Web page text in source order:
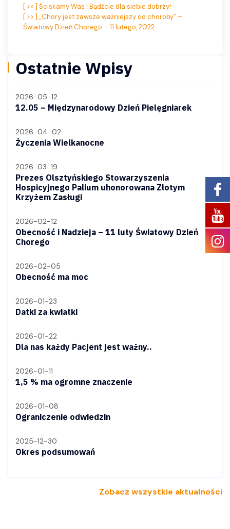
Nawigacja
wpisu
[ << ] Ściskamy Was ! Bądźcie dla siebie dobrzy!
[ >> ] „Chory jest zawsze ważniejszy od choroby” –
Światowy Dzień Chorego – 11 lutego, 2022
Ostatnie Wpisy
2026-05-12
12.05 – Międzynarodowy Dzień Pielęgniarek
2026-04-02
Życzenia Wielkanocne
2026-03-19
Prezes Olsztyńskiego Stowarzyszenia
Hospicyjnego Palium uhonorowana Złotym
Krzyżem Zasługi
2026-02-12
Obecność i Nadzieja – 11 luty Światowy Dzień
Chorego
2026-02-05
Obecność ma moc
2026-01-23
Datki za kwiatki
2026-01-22
Dla nas każdy Pacjent jest ważny..
2026-01-11
1,5 % ma ogromne znaczenie
2026-01-08
Ograniczenie odwiedzin
2025-12-30
Okres podsumowań
Zobacz wszystkie aktualności